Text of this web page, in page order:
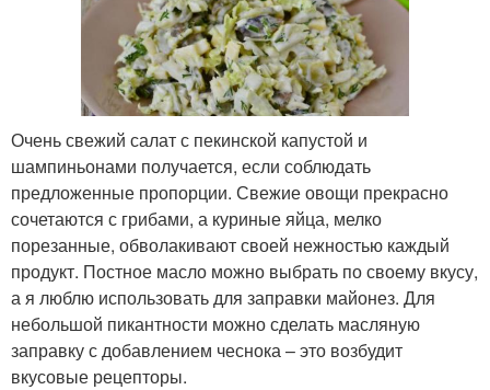
Очень свежий салат с пекинской капустой и
шампиньонами получается, если соблюдать
предложенные пропорции. Свежие овощи прекрасно
сочетаются с грибами, а куриные яйца, мелко
порезанные, обволакивают своей нежностью каждый
продукт. Постное масло можно выбрать по своему вкусу,
а я люблю использовать для заправки майонез. Для
небольшой пикантности можно сделать масляную
заправку с добавлением чеснока – это возбудит
вкусовые рецепторы.